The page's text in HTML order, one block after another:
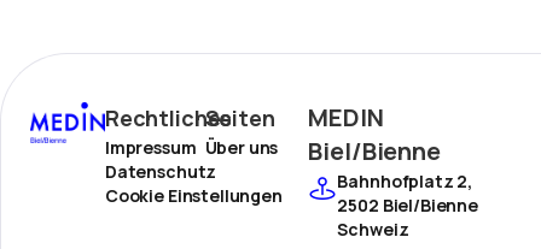
Rechtliches
Impressum
Datenschutz
Cookie Einstellungen
Seiten
Über uns
MEDIN
Biel/Bienne
Bahnhofplatz 2,
2502 Biel/Bienne
Schweiz